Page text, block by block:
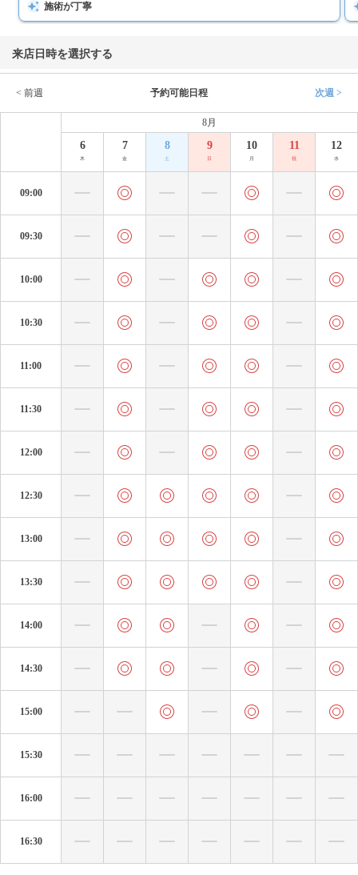
施術が丁寧
来店日時を選択する
< 前週 予約可能日程 次週 >
8月
6
木
7
金
8
土
9
日
10
月
11
祝
12
水
09:00
09:30
10:00
10:30
11:00
11:30
12:00
12:30
13:00
13:30
14:00
14:30
15:00
15:30
16:00
16:30